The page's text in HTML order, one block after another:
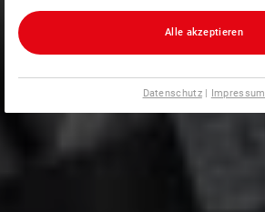
Alle akzeptieren
Datenschutz| Impressum